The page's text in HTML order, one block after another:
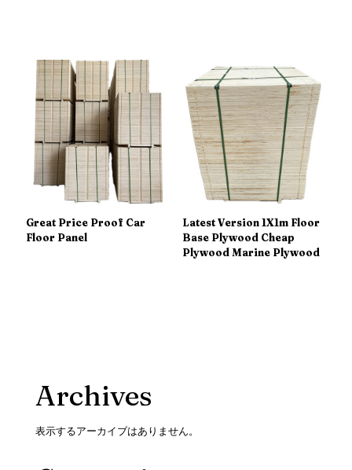
Great Price Proof Car
Floor Panel
Latest Version 1X1m Floor
Base Plywood Cheap
Plywood Marine Plywood
Archives
表示するアーカイブはありません。